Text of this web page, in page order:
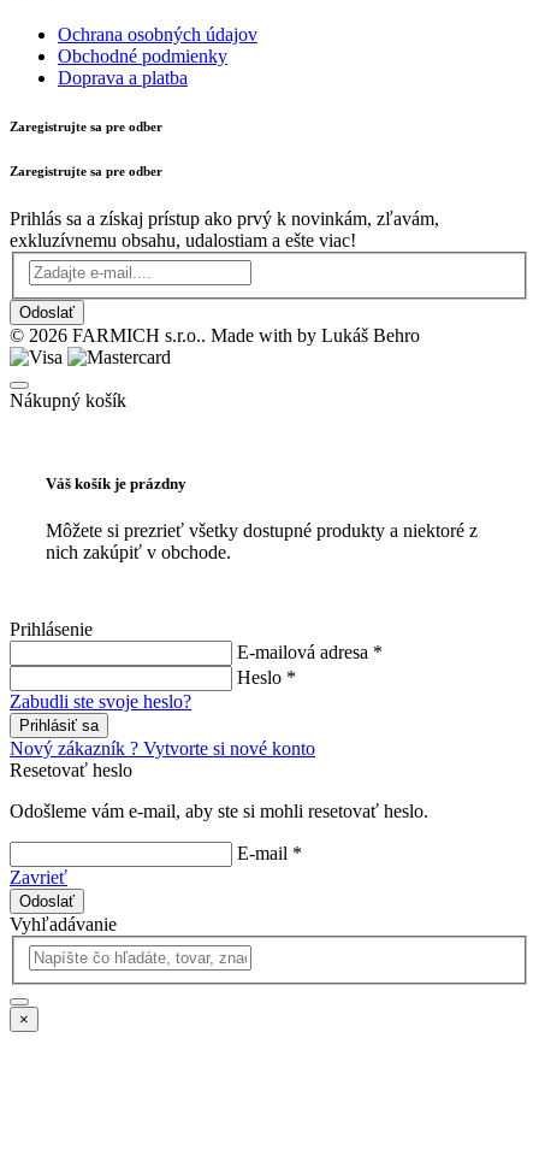
Ochrana osobných údajov
Obchodné podmienky
Doprava a platba
Zaregistrujte sa pre odber
Zaregistrujte sa pre odber
Prihlás sa a získaj prístup ako prvý k novinkám, zľavám,
exkluzívnemu obsahu, udalostiam a ešte viac!
Odoslať
© 2026 FARMICH s.r.o.. Made with by Lukáš Behro
Nákupný košík
Váš košík je prázdny
Môžete si prezrieť všetky dostupné produkty a niektoré z
nich zakúpiť v obchode.
Prihlásenie
E-mailová adresa *
Heslo *
Zabudli ste svoje heslo?
Prihlásiť sa
Nový zákazník ? Vytvorte si nové konto
Resetovať heslo
Odošleme vám e-mail, aby ste si mohli resetovať heslo.
E-mail *
Zavrieť
Odoslať
Vyhľadávanie
×